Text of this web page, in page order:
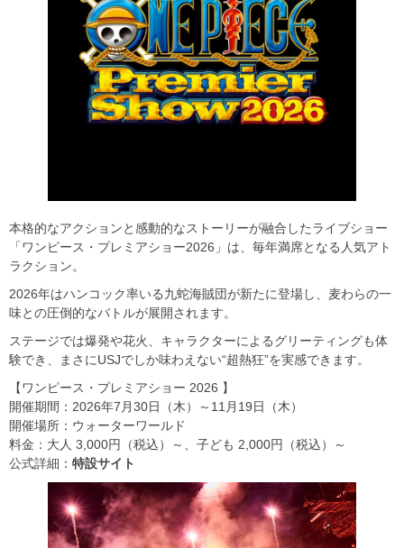
本格的なアクションと感動的なストーリーが融合したライブショー
「ワンピース・プレミアショー2026」は、毎年満席となる人気アト
ラクション。
2026年はハンコック率いる九蛇海賊団が新たに登場し、麦わらの一
味との圧倒的なバトルが展開されます。
ステージでは爆発や花火、キャラクターによるグリーティングも体
験でき、まさにUSJでしか味わえない“超熱狂”を実感できます。
【ワンピース・プレミアショー 2026 】
開催期間：2026年7月30日（木）～11月19日（木）
開催場所：ウォーターワールド
料金：大人 3,000円（税込）～、子ども 2,000円（税込）～
公式詳細： 特設サイト